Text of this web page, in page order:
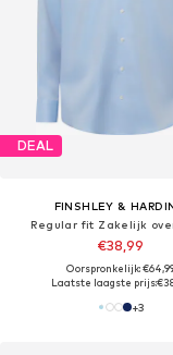
DEAL
FINSHLEY &
Regular fit Zakelijk
€38,99
Oorspronkelijk:
Laatste laagste prijs:
+3